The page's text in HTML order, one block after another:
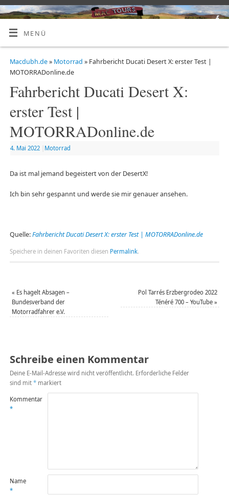
MENÜ
Macdubh.de» Motorrad » Fahrbericht Ducati Desert X: erster Test |
MOTORRADonline.de
Fahrbericht Ducati Desert X:
erster Test |
MOTORRADonline.de
4. Mai 2022 Motorrad
Da ist mal jemand begeistert von der DesertX!
Ich bin sehr gespannt und werde sie mir genauer ansehen.
Quelle:Fahrbericht Ducati Desert X: erster Test | MOTORRADonline.de
Speichere in deinen Favoriten diesen Permalink.
« Es hagelt Absagen –
Bundesverband der
Motorradfahrer e.V.
Pol Tarrés Erzbergrodeo 2022
Ténéré 700 – YouTube»
Schreibe einen Kommentar
Deine E-Mail-Adresse wird nicht veröffentlicht. Erforderliche Felder
sind mit *markiert
Kommentar
*
Name
*